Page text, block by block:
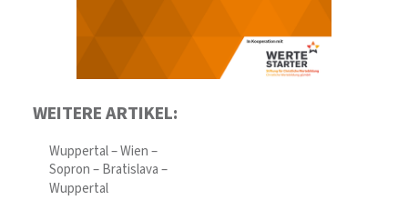
WEITERE ARTIKEL:
Wuppertal – Wien –
Sopron – Bratislava –
Wuppertal